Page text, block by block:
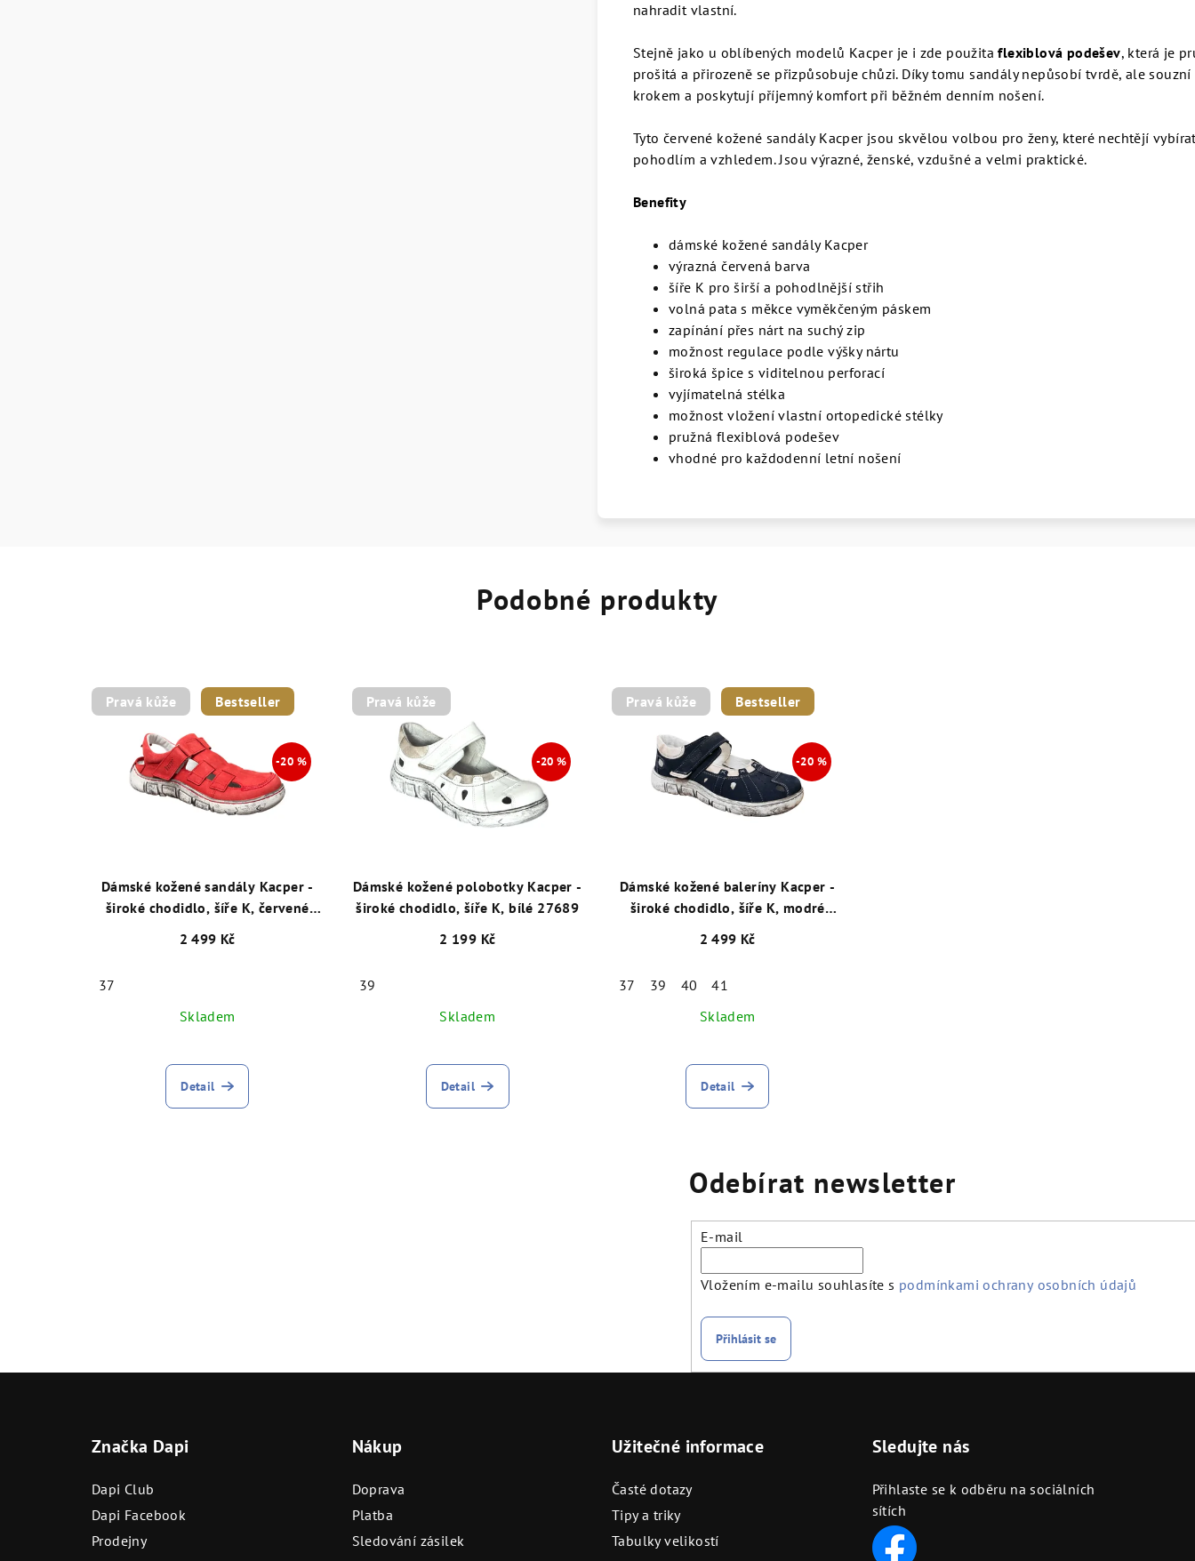
nahradit vlastní.
Stejně jako u oblíbených modelů Kacper je i zde použitaflexiblová podešev, která je
prošitá a přirozeně se přizpůsobuje chůzi. Díky tomu sandály nepůsobí tvrdě, ale souzní
krokem a poskytují příjemný komfort při běžném denním nošení.
Tyto červené kožené sandály Kacper jsou skvělou volbou pro ženy, které nechtějí
pohodlím a vzhledem. Jsou výrazné, ženské, vzdušné a velmi praktické.
Benefity
dámské kožené sandály Kacper
výrazná červená barva
šíře K pro širší a pohodlnější střih
volná pata s měkce vyměkčeným páskem
zapínání přes nárt na suchý zip
možnost regulace podle výšky nártu
široká špice s viditelnou perforací
vyjímatelná stélka
možnost vložení vlastní ortopedické stélky
pružná flexiblová podešev
vhodné pro každodenní letní nošení
Podobné produkty
Pravá kůže Bestseller
Dámské kožené sandály Kacper -
široké chodidlo, šíře K, červené
2 499 Kč
37
Skladem
Detail
Pravá kůže
Dámské kožené polobotky Kacper -
široké chodidlo, šíře K, bílé 27689
2 199 Kč
39
Skladem
Detail
Pravá kůže Bestseller
Dámské kožené baleríny Kacper -
široké chodidlo, šíře K, modré
2 499 Kč
37 39 40
41
Skladem
Detail
Odebírat newsletter
E-mail
Vložením e-mailu souhlasíte s podmínkami ochrany osobních údajů
Přihlásit se
Značka Dapi
Dapi Club
Dapi Facebook
Prodejny
Nákup
Doprava
Platba
Sledování zásilek
Užitečné informace
Časté dotazy
Tipy a triky
Tabulky velikostí
Sledujte nás
Přihlaste se k odběru na sociálních
sítích